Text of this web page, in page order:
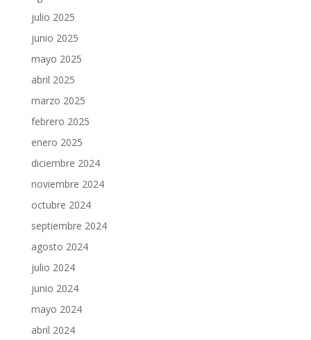
julio 2025
junio 2025
mayo 2025
abril 2025
marzo 2025
febrero 2025
enero 2025
diciembre 2024
noviembre 2024
octubre 2024
septiembre 2024
agosto 2024
julio 2024
junio 2024
mayo 2024
abril 2024